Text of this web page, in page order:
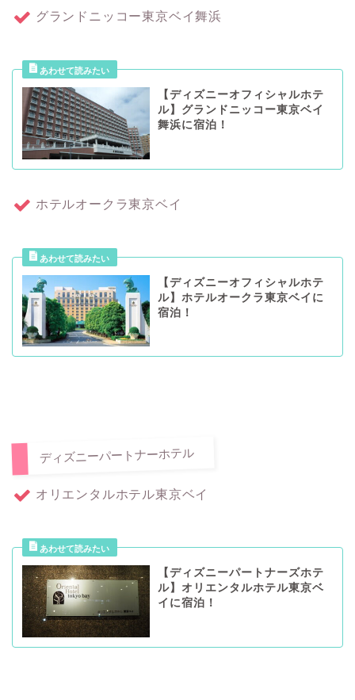
グランドニッコー東京ベイ舞浜
【ディズニーオフィシャルホテ
ル】グランドニッコー東京ベイ
舞浜に宿泊！
ホテルオークラ東京ベイ
【ディズニーオフィシャルホテ
ル】ホテルオークラ東京ベイに
宿泊！
ディズニーパートナーホテル
オリエンタルホテル東京ベイ
【ディズニーパートナーズホテ
ル】オリエンタルホテル東京ベ
イに宿泊！